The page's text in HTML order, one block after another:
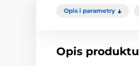
Opis i parametry
Opis produktu